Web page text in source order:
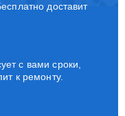
доставит
с вами сроки,
к ремонту.